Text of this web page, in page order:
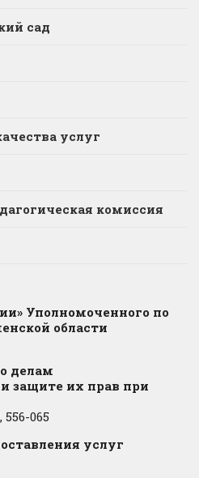
сад
услуг
комиссия
Уполномоченного по
области
делам
защите их прав при
556-065
услуг